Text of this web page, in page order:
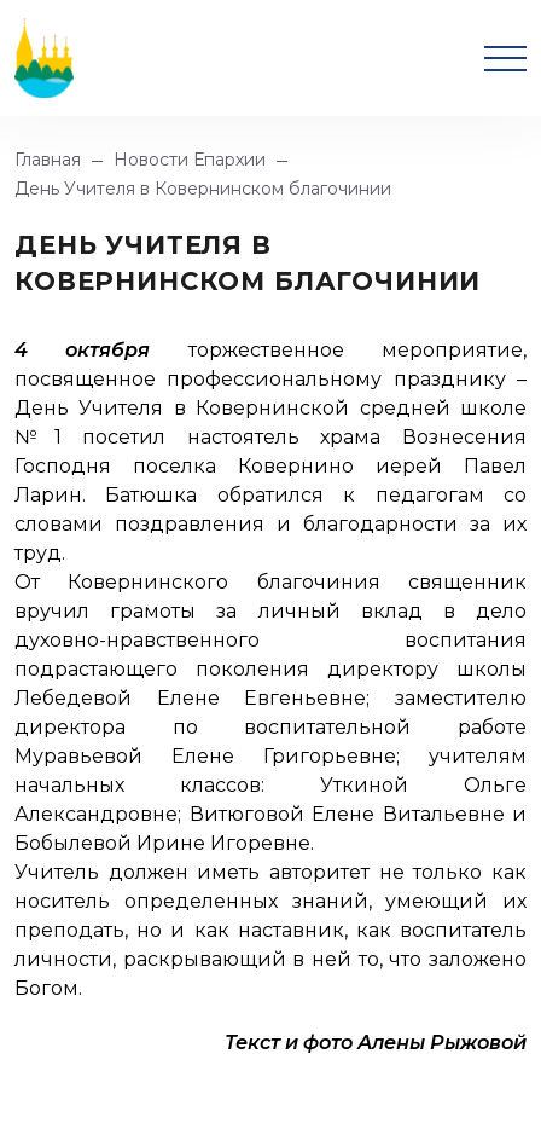
Главная
Новости Епархии
День Учителя в Ковернинском благочинии
ДЕНЬ УЧИТЕЛЯ В
КОВЕРНИНСКОМ БЛАГОЧИНИИ
4 октября торжественное мероприятие,
посвященное профессиональному празднику –
День Учителя в Ковернинской средней школе
№1 посетил настоятель храма Вознесения
Господня поселка Ковернино иерей Павел
Ларин. Батюшка обратился к педагогам со
словами поздравления и благодарности за их
труд.
От Ковернинского благочиния священник
вручил грамоты за личный вклад в дело
духовно-нравственного воспитания
подрастающего поколения директору школы
Лебедевой Елене Евгеньевне; заместителю
директора по воспитательной работе
Муравьевой Елене Григорьевне; учителям
начальных классов: Уткиной Ольге
Александровне; Витюговой Елене Витальевне и
Бобылевой Ирине Игоревне.
Учитель должен иметь авторитет не только как
носитель определенных знаний, умеющий их
преподать, но и как наставник, как воспитатель
личности, раскрывающий в ней то, что заложено
Богом.
Текст и фото Алены Рыжовой